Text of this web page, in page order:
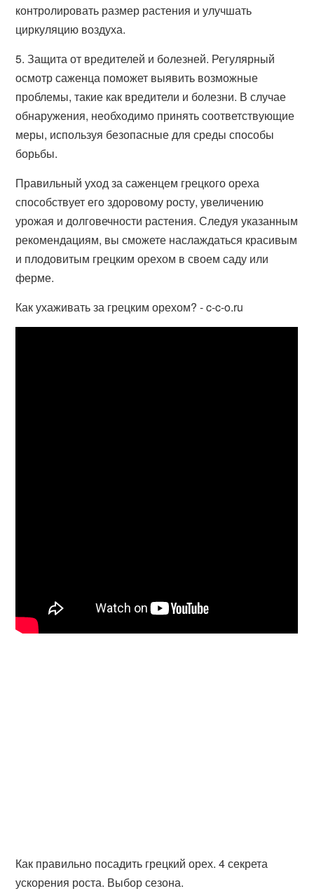
контролировать размер растения и улучшать
циркуляцию воздуха.
5. Защита от вредителей и болезней. Регулярный
осмотр саженца поможет выявить возможные
проблемы, такие как вредители и болезни. В случае
обнаружения, необходимо принять соответствующие
меры, используя безопасные для среды способы
борьбы.
Правильный уход за саженцем грецкого ореха
способствует его здоровому росту, увеличению
урожая и долговечности растения. Следуя указанным
рекомендациям, вы сможете наслаждаться красивым
и плодовитым грецким орехом в своем саду или
ферме.
Как ухаживать за грецким орехом? - c-c-o.ru
Как правильно посадить грецкий орех. 4 секрета
ускорения роста. Выбор сезона.